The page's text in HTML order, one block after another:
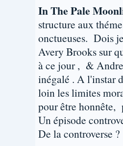
In The Pale
structure aux
onctueuses. Dois
Avery Brooks sur
à ce jour , &
inégalé . A l'instar
loin les limites
pour être honnête,
Un épisode
De la controverse